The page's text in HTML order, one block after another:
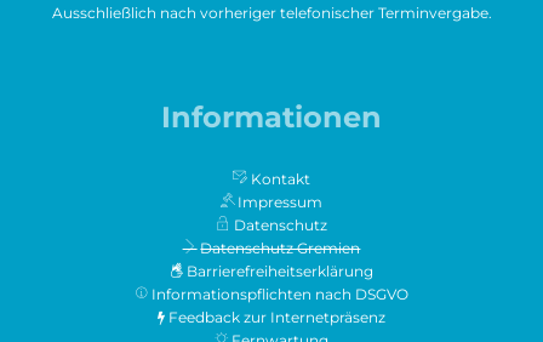
Ausschließlich nach vorheriger telefonischer Terminvergabe.
Informationen
Kontakt
Impressum
Datenschutz
Datenschutz Gremien
Barrierefreiheitserklärung
Informationspflichten nach DSGVO
Feedback zur Internetpräsenz